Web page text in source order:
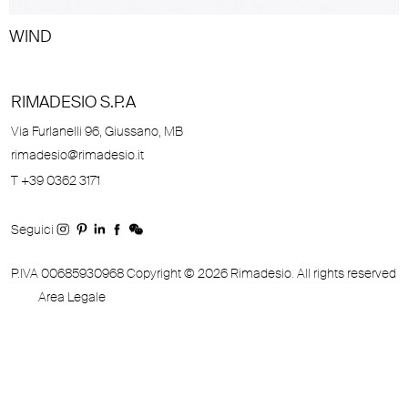
WIND
RIMADESIO S.P.A
Via Furlanelli 96, Giussano, MB
rimadesio@rimadesio.it
T +39 0362 3171
Seguici
P.IVA 00685930968 Copyright © 2026 Rimadesio. All rights reserved
Area Legale